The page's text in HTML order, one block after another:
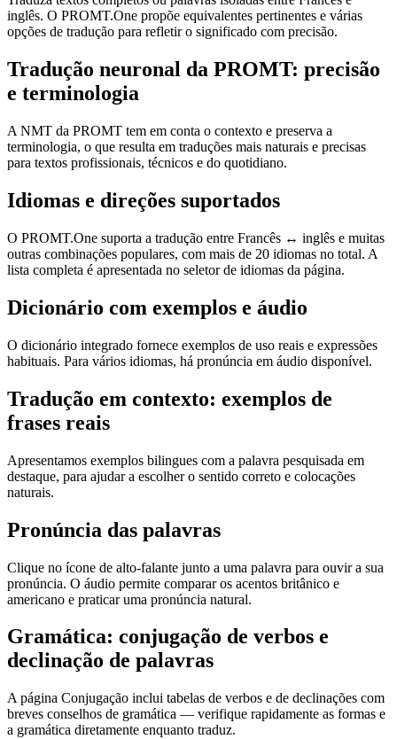
inglês. O PROMT.One propõe equivalentes pertinentes e várias
opções de tradução para refletir o significado com precisão.
Tradução neuronal da PROMT: precisão
e terminologia
A NMT da PROMT tem em conta o contexto e preserva a
terminologia, o que resulta em traduções mais naturais e precisas
para textos profissionais, técnicos e do quotidiano.
Idiomas e direções suportados
O PROMT.One suporta a tradução entre Francês ↔ inglês e muitas
outras combinações populares, com mais de 20 idiomas no total. A
lista completa é apresentada no seletor de idiomas da página.
Dicionário com exemplos e áudio
O dicionário integrado fornece exemplos de uso reais e expressões
habituais. Para vários idiomas, há pronúncia em áudio disponível.
Tradução em contexto: exemplos de
frases reais
Apresentamos exemplos bilingues com a palavra pesquisada em
destaque, para ajudar a escolher o sentido correto e colocações
naturais.
Pronúncia das palavras
Clique no ícone de alto-falante junto a uma palavra para ouvir a sua
pronúncia. O áudio permite comparar os acentos britânico e
americano e praticar uma pronúncia natural.
Gramática: conjugação de verbos e
declinação de palavras
A página Conjugação inclui tabelas de verbos e de declinações com
breves conselhos de gramática — verifique rapidamente as formas e
a gramática diretamente enquanto traduz.